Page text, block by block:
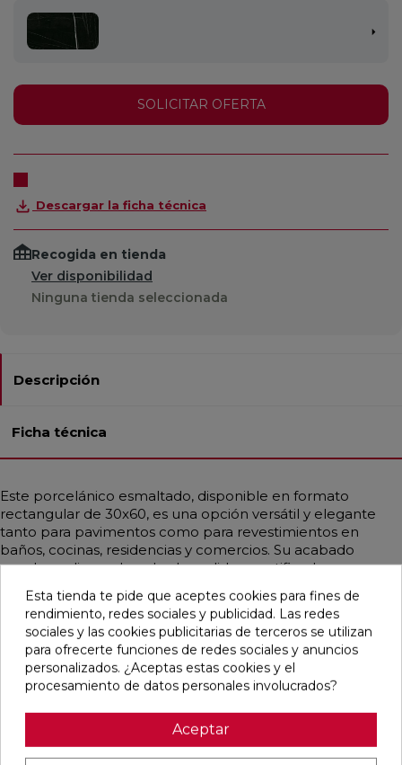
SOLICITAR OFERTA
Descargar la ficha técnica
Recogida en tienda
Ver disponibilidad
Ninguna tienda seleccionada
Descripción
Ficha técnica
Este porcelánico esmaltado, disponible en formato
rectangular de 30x60, es una opción versátil y elegante
tanto para pavimentos como para revestimientos en
baños, cocinas, residencias y comercios. Su acabado
puede ser liso o abombado, pulido y rectificado,
ofreciendo una apariencia sofisticada que simula el
mármol, principalmente en tonos negros. Además, es
resistente a la helada y a las manchas, lo que lo convierte
en una elección duradera y práctica para cualquier
espacio. Su estilo clásico y contemporáneo se adapta a
diversas decoraciones, aportando un toque de distinción.
Esta tienda te pide que aceptes cookies para fines de
rendimiento, redes sociales y publicidad. Las redes
sociales y las cookies publicitarias de terceros se utilizan
para ofrecerte funciones de redes sociales y anuncios
personalizados. ¿Aceptas estas cookies y el
procesamiento de datos personales involucrados?
Aceptar